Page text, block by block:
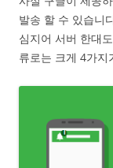
발송 할 수 있습니
심지어 서버 한대
류로는 크게 4가지